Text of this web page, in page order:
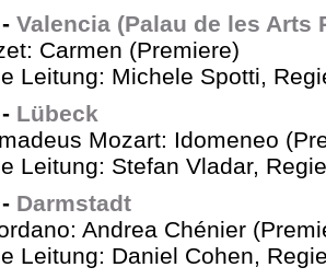
- Valencia (Palau de les Arts
Carmen (Premiere)
Leitung: Michele Spotti,
- Lübeck
Mozart: Idomeneo
Leitung: Stefan Vladar,
- Darmstadt
Andrea Chénier
Leitung: Daniel Cohen,